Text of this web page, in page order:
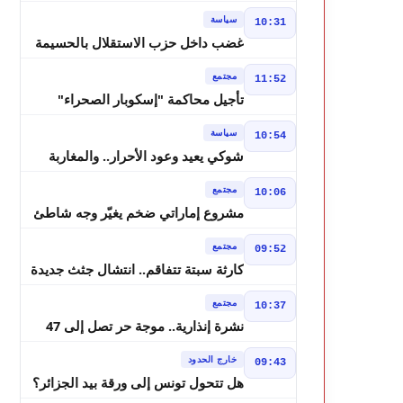
10:31 سياسة
غضب داخل حزب الاستقلال بالحسيمة
الانتخابات التشريعية
11:52 مجتمع
تأجيل محاكمة "إسكوبار الصحراء"
حالة سراح
10:54 سياسة
شوكي يعيد وعود الأحرار.. والمغاربة
10:06 مجتمع
مشروع إماراتي ضخم يغيّر وجه شاطئ
في شتنبر
09:52 مجتمع
كارثة سبتة تتفاقم.. انتشال جثث جديدة
10:37 مجتمع
نشرة إنذارية.. موجة حر تصل إلى 47
09:43 خارج الحدود
هل تتحول تونس إلى ورقة بيد الجزائر؟